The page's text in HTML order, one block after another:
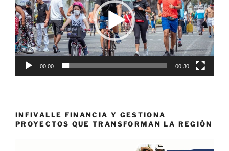
00:00 00:30
INFIVALLE FINANCIA Y GESTIONA
PROYECTOS QUE TRANSFORMAN LA REGIÓN